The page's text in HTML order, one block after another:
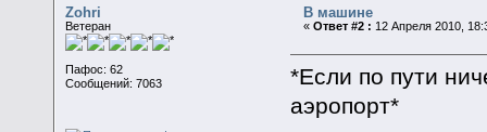
Zohri
Ветеран
Пафос: 62
Сообщений: 7063
В машине
«Ответ #2 : 12 Апреля 2010,
*Если по пути
аэропорт*